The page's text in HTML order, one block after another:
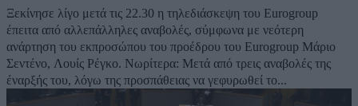
Ξεκίνησε λίγο μετά τις 22.30 η τηλεδιάσκεψη του Eurogroup
έπειτα από αλλεπάλληλες αναβολές, σύμφωνα με νεότερη
ανάρτηση του εκπροσώπου του προέδρου του Eurogroup Μάριο
Σεντένο, Λουίς Ρέγκο. Νωρίτερα: Mετά από τρεις αναβολές της
έναρξής του, λόγω της προσπάθειας να γεφυρωθεί το...